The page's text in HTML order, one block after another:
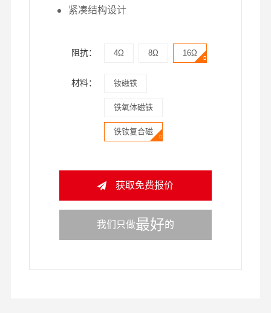
紧凑结构设计
阻抗： 4Ω 8Ω 16Ω
材料： 钕磁铁
铁氧体磁铁
铁钕复合磁
获取免费报价
我们只做最好的